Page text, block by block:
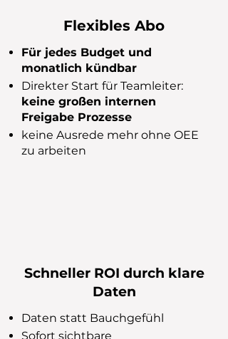
Flexibles Abo
Für jedes Budget und
monatlich kündbar​
Direkter Start für Teamleiter:
keine großen internen
Freigabe Prozesse
keine Ausrede mehr ohne OEE
zu arbeiten​​
Schneller ROI durch klare
Daten
Daten statt Bauchgefühl
Sofort sichtbare